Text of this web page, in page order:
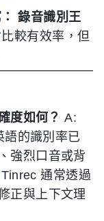
錄音識別王
較有效率，但
度如何？ A:
語的識別率已
強烈口音或背
通常透過
正與上下文理